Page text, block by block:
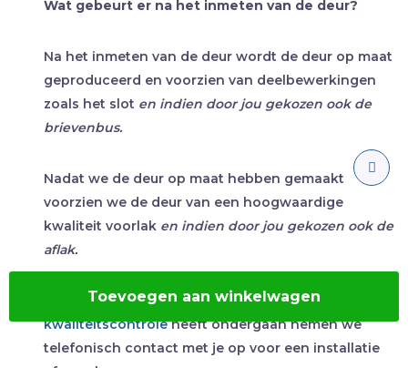
Toevoegen aan winkelwagen
Wat gebeurt er na het inmeten van de deur?
Na het inmeten van de deur wordt de deur op maat
geproduceerd en voorzien van deelbewerkingen
zoals het slot en indien door jou gekozen ook de
brievenbus.
Nadat we de deur op maat hebben gemaakt
voorzien we de deur van een hoogwaardige
kwaliteit voorlak en indien door jou gekozen ook de
aflak.
Zodra dit proces klaar is en de deur een
kwaliteitscontroleheeft ondergaan nemen we
telefonisch contact met je op voor een installatie